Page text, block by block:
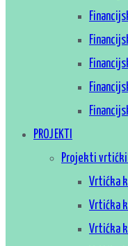
PROJEKTI
Projekti
Vrtićka
Vrtićka
Vrtićka